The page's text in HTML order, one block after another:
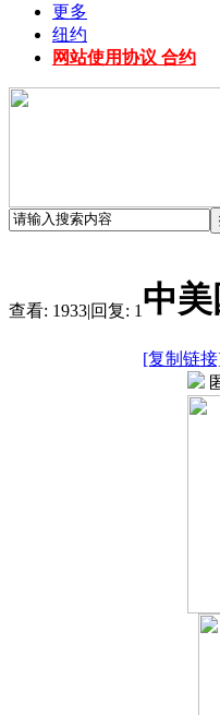
更多
纽约
网站使用协议 合约
查看: 1933|回复: 1 中
[复制链